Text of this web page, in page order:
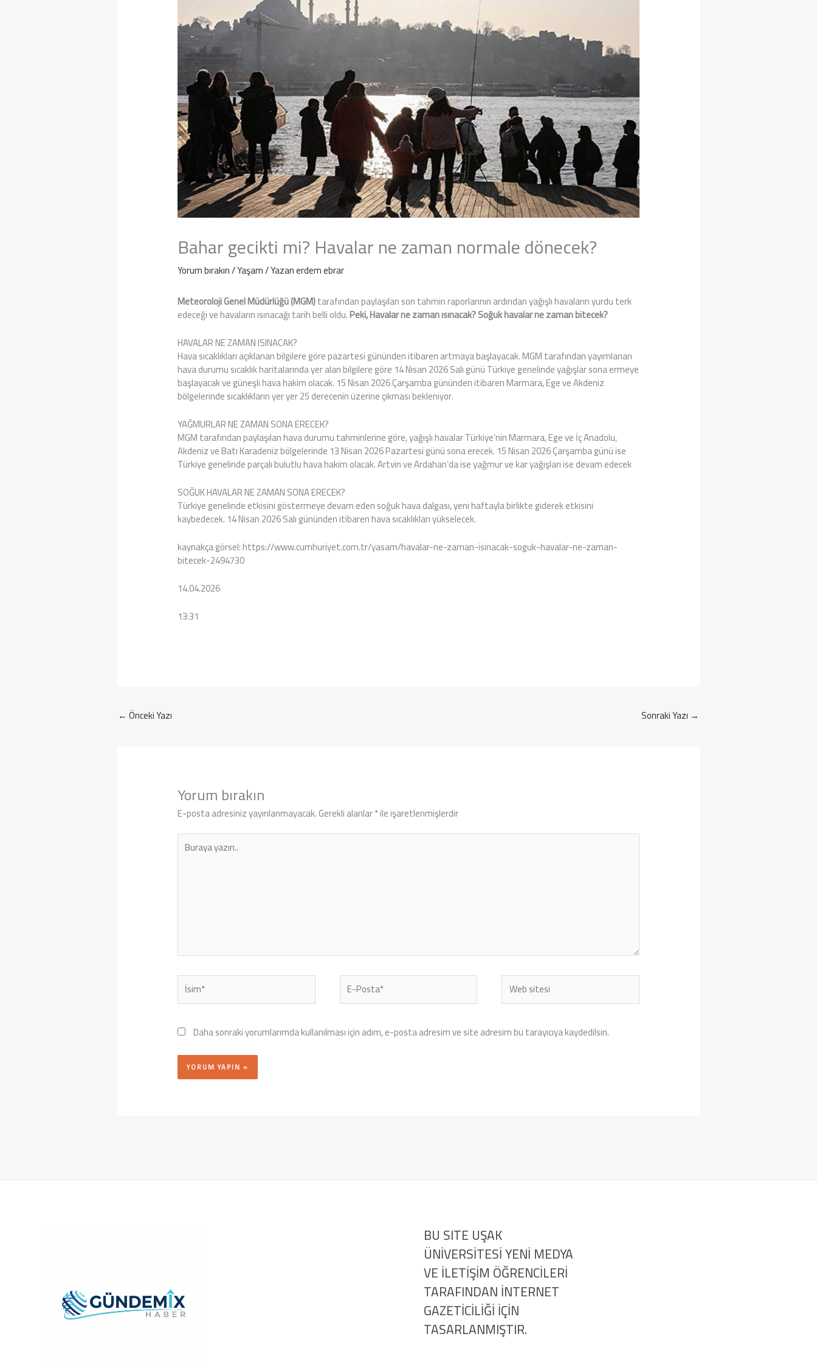
Bahar gecikti mi? Havalar ne zaman normale dönecek?
Yorum bırakın/Yaşam/ Yazanerdem ebrar
Meteoroloji Genel Müdürlüğü (MGM)tarafından paylaşılan son tahmin raporlarının ardından yağışlı havaların yurdu terk
edeceği ve havaların ısınacağı tarih belli oldu.Peki, Havalar ne zaman ısınacak? Soğuk havalar ne zaman bitecek?
HAVALAR NE ZAMAN ISINACAK?
Hava sıcaklıkları açıklanan bilgilere göre pazartesi gününden itibaren artmaya başlayacak. MGM tarafından yayımlanan
hava durumu sıcaklık haritalarında yer alan bilgilere göre 14 Nisan 2026 Salı günü Türkiye genelinde yağışlar sona ermeye
başlayacak ve güneşli hava hakim olacak. 15 Nisan 2026 Çarşamba gününden itibaren Marmara, Ege ve Akdeniz
bölgelerinde sıcaklıkların yer yer 25 derecenin üzerine çıkması bekleniyor.
YAĞMURLAR NE ZAMAN SONA ERECEK?
MGM tarafından paylaşılan hava durumu tahminlerine göre, yağışlı havalar Türkiye’nin Marmara, Ege ve İç Anadolu,
Akdeniz ve Batı Karadeniz bölgelerinde 13 Nisan 2026 Pazartesi günü sona erecek. 15 Nisan 2026 Çarşamba günü ise
Türkiye genelinde parçalı bulutlu hava hakim olacak. Artvin ve Ardahan’da ise yağmur ve kar yağışları ise devam edecek
SOĞUK HAVALAR NE ZAMAN SONA ERECEK?
Türkiye genelinde etkisini göstermeye devam eden soğuk hava dalgası, yeni haftayla birlikte giderek etkisini
kaybedecek. 14 Nisan 2026 Salı gününden itibaren hava sıcaklıkları yükselecek.
kaynakça görsel: https://www.cumhuriyet.com.tr/yasam/havalar-ne-zaman-isinacak-soguk-havalar-ne-zaman-
bitecek-2494730
14.04.2026
13:31
← Önceki Yazı Sonraki Yazı →
Yorum bırakın
E-posta adresiniz yayınlanmayacak.Gerekli alanlar*ile işaretlenmişlerdir
Buraya
yazın..
İsim* E-
Posta*
Web
sitesi
Daha sonraki yorumlarımda kullanılması için adım, e-posta adresim ve site adresim bu tarayıcıya kaydedilsin.
BU SITE UŞAK
ÜNİVERSİTESİ YENİ MEDYA
VE İLETİŞİM ÖĞRENCİLERİ
TARAFINDAN İNTERNET
GAZETİCİLİĞİ İÇİN
TASARLANMIŞTIR.